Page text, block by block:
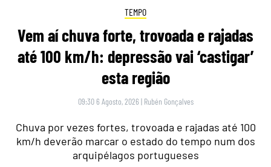
TEMPO
Vem aí chuva forte, trovoada e rajadas
até 100 km/h: depressão vai ‘castigar’
esta região
09:30 6 Agosto, 2026 | Rubén Gonçalves
Chuva por vezes fortes, trovoada e rajadas até 100
km/h deverão marcar o estado do tempo num dos
arquipélagos portugueses